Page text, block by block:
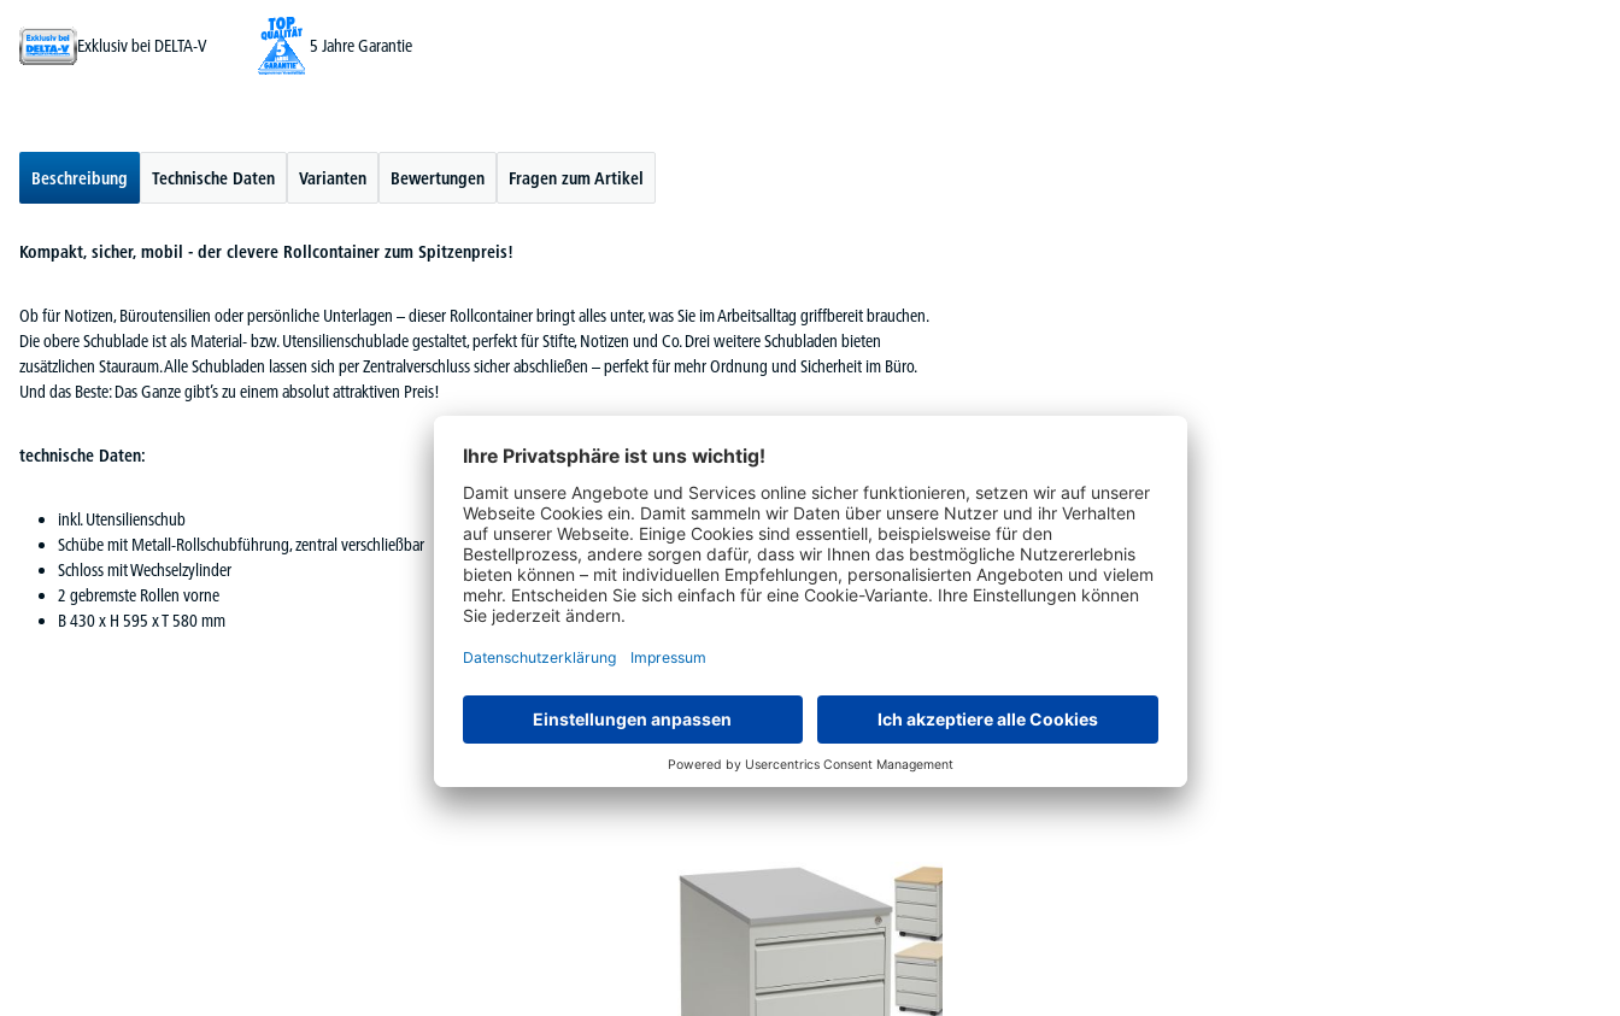
Exklusiv bei DELTA-V 5 Jahre Garantie
Beschreibung Technische Daten Varianten Bewertungen Fragen zum Artikel
Kompakt, sicher, mobil - der clevere Rollcontainer zum Spitzenpreis!
Ob für Notizen, Büroutensilien oder persönliche Unterlagen – dieser Rollcontainer bringt alles unter, was Sie im Arbeitsalltag griffbereit brauchen.
Die obere Schublade ist als Material- bzw. Utensilienschublade gestaltet, perfekt für Stifte, Notizen und Co. Drei weitere Schubladen bieten
zusätzlichen Stauraum. Alle Schubladen lassen sich per Zentralverschluss sicher abschließen – perfekt für mehr Ordnung und Sicherheit im Büro.
Und das Beste: Das Ganze gibt’s zu einem absolut attraktiven Preis!
technische Daten:
inkl. Utensilienschub
Schübe mit Metall-Rollschubführung, zentral verschließbar
Schloss mit Wechselzylinder
2 gebremste Rollen vorne
B 430 x H 595 x T 580 mm
Das hat auch andere Kunden interessiert